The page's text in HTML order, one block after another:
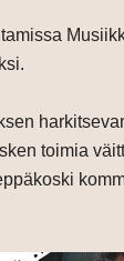
toimia